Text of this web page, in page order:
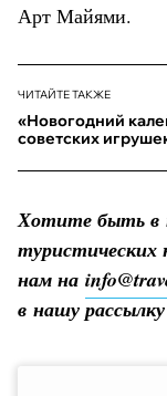
Арт Майями.
ЧИТАЙТЕ ТАКЖЕ
«Новогодний
советских
Хотите быть в
нам на
в нашу рассылку